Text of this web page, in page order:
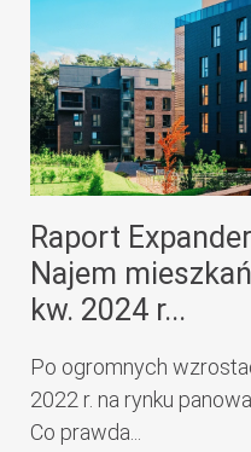
Raport
Najem
kw. 2024 r...
Po ogromnych
2022 r. na rynku
Co prawda...